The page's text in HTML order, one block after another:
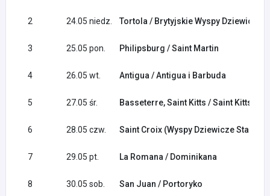
2 24.05 niedz. Tortola / Brytyjskie Wyspy Dziewicze
3 25.05 pon. Philipsburg / Saint Martin
4 26.05 wt. Antigua / Antigua i Barbuda
5 27.05 śr. Basseterre, Saint Kitts / Saint Kitts i
6 28.05 czw. Saint Croix (Wyspy Dziewicze
7 29.05 pt. La Romana / Dominikana
8 30.05 sob. San Juan / Portoryko